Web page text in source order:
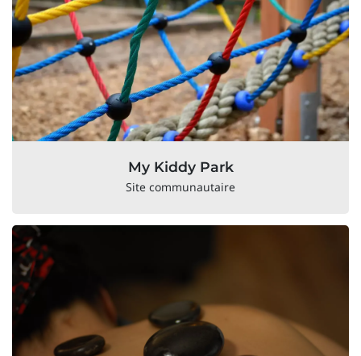
My Kiddy Park
Site communautaire